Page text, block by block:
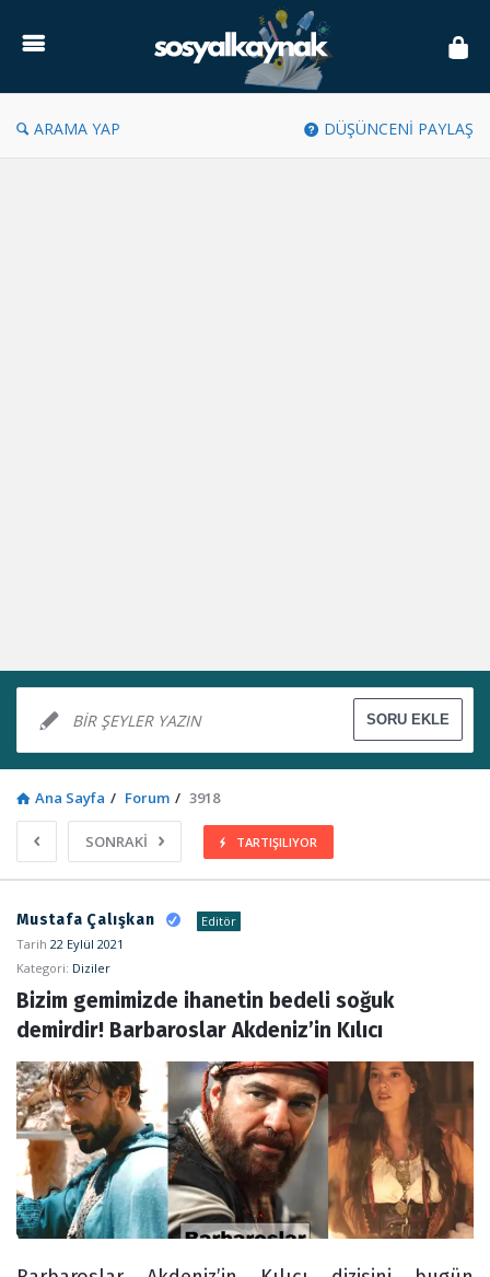
Kaynak
ARAMA YAP DÜŞÜNCENİ PAYLAŞ
Ana Sayfa / Forum / 3918
SONRAKİ TARTIŞILIYOR
Sosyal
Kaynak
Latest
Forum
Mustafa Çalışkan
Editör
Tarih 22 Eylül 2021
Kategori: Diziler
Bizim gemimizde ihanetin bedeli soğuk
demirdir! Barbaroslar Akdeniz’in Kılıcı